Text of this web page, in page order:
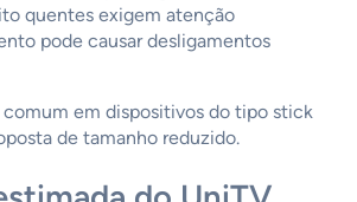
quentes exigem atenção
pode causar desligamentos
comum em dispositivos do tipo stick
de tamanho reduzido.